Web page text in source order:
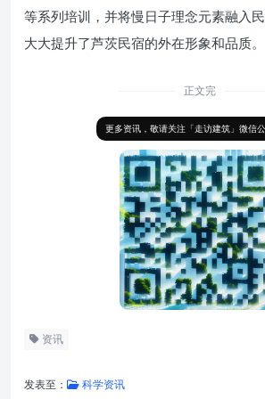
等系列培训，并将慢日子理念元素融入
大大提升了芦茨民宿的外在形象和品质。
正文完
更多资讯，敬请关注「走访建筑」微信
资讯
发表至： 科学资讯